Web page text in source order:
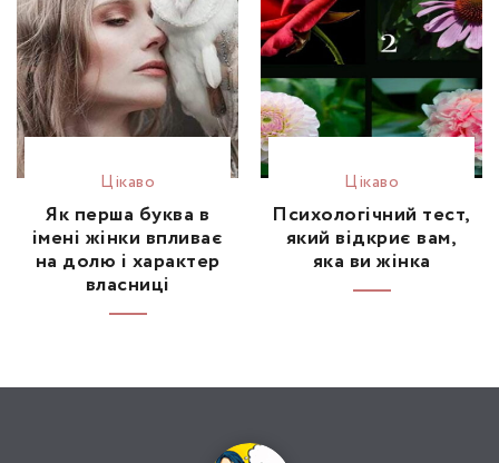
Цікаво
Як перша буква в
імені жінки впливає
на долю і характер
власниці
Цікаво
Психологічний тест,
який відкриє вам,
яка ви жінка